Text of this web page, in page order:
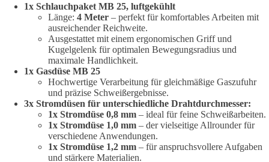
1x Schlauchpaket MB 25, luftgekühlt
Länge: 4 Meter – perfekt für komfortables Arbeiten mit
ausreichender Reichweite.
Ausgestattet mit einem ergonomischen Griff und
Kugelgelenk für optimalen Bewegungsradius und
maximale Handlichkeit.
1x Gasdüse MB 25
Hochwertige Verarbeitung für gleichmäßige Gaszufuhr
und präzise Schweißergebnisse.
3x Stromdüsen für unterschiedliche Drahtdurchmesser:
1x Stromdüse 0,8 mm – ideal für feine Schweißarbeiten.
1x Stromdüse 1,0 mm – der vielseitige Allrounder für
verschiedene Anwendungen.
1x Stromdüse 1,2 mm – für anspruchsvollere Aufgaben
und stärkere Materialien.